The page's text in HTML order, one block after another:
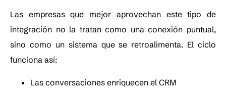
Las empresas que mejor aprovechan este tipo de
integración no la tratan como una conexión puntual,
sino como un sistema que se retroalimenta. El ciclo
funciona así:
Las conversaciones enriquecen el CRM